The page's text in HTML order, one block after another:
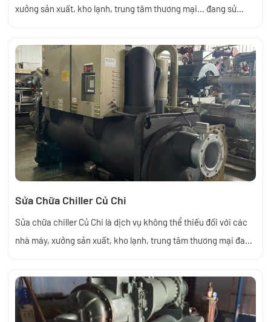
xưởng sản xuất, kho lạnh, trung tâm thương mại… đang sử
không chỉ giúp chiller hoạt động ổn định mà còn kéo dài tuổi
thọ thiết bị, giảm chi phí điện năng và hạn chế sự cố nghiêm
trọng.
Sửa Chữa Chiller Củ Chi
Sửa chữa chiller Củ Chi là dịch vụ không thể thiếu đối với các
nhà máy, xưởng sản xuất, kho lạnh, trung tâm thương mại đang
ảnh hưởng trực tiếp đến quá trình sản xuất, gây tốn điện, giảm
hiệu suất và phát sinh chi phí lớn